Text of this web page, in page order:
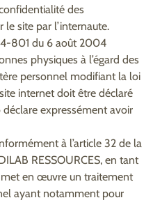
des
site par l’internaute.
801 du 6 août 2004
physiques à l’égard des
personnel modifiant la loi
internet doit être déclaré
déclare expressément avoir
à l’article 32 de la
RESSOURCES, en tant
en œuvre un traitement
ayant notamment pour